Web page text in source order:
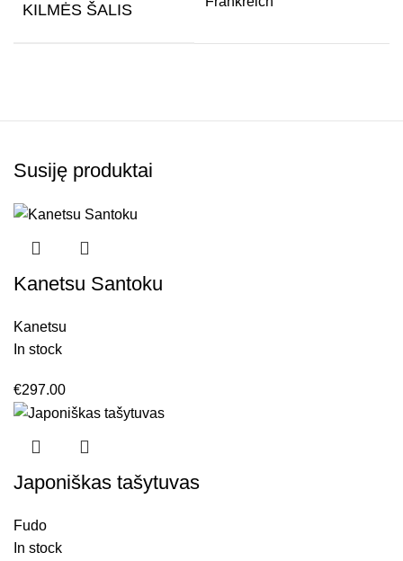
KILMĖS ŠALIS
Susiję produktai
Kanetsu Santoku
Kanetsu
In stock
€297.00
Japoniškas tašytuvas
Fudo
In stock